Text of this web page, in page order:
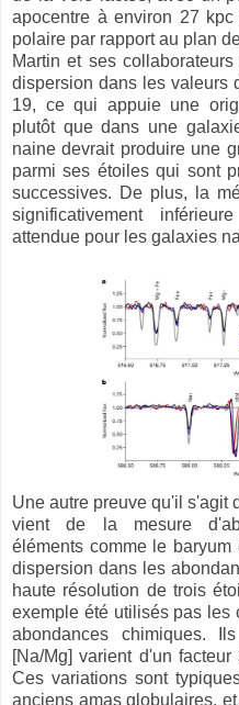
apocentre à environ 27
polaire par rapport au plan
Martin et ses
dispersion dans les valeurs
19, ce qui appuie une
plutôt que dans une
naine devrait produire une
parmi ses étoiles qui sont
successives. De plus, la
significativement
attendue pour les galaxies
Une autre preuve qu'il s'agit
vient de la mesure
éléments comme le
dispersion dans les
haute résolution de trois
exemple été utilisés pas les
abondances chimiques.
[Na/Mg] varient d'un
Ces variations sont
anciens amas globulaires,